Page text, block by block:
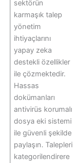
sektörün
karmaşık talep
yönetim
ihtiyaçlarını
yapay zeka
destekli özellikler
ile çözmektedir.
Hassas
dokümanları
antivirüs korumalı
dosya eki sistemi
ile güvenli şekilde
paylaşın. Talepleri
kategorilendirere